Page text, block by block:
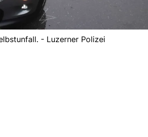
- Luzerner Polizei